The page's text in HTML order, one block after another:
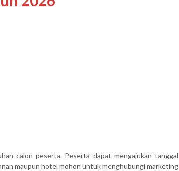
calon peserta. Peserta dapat mengajukan tanggal
maupun hotel mohon untuk menghubungi marketing